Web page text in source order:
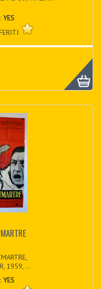
YES
1959, ...
YES